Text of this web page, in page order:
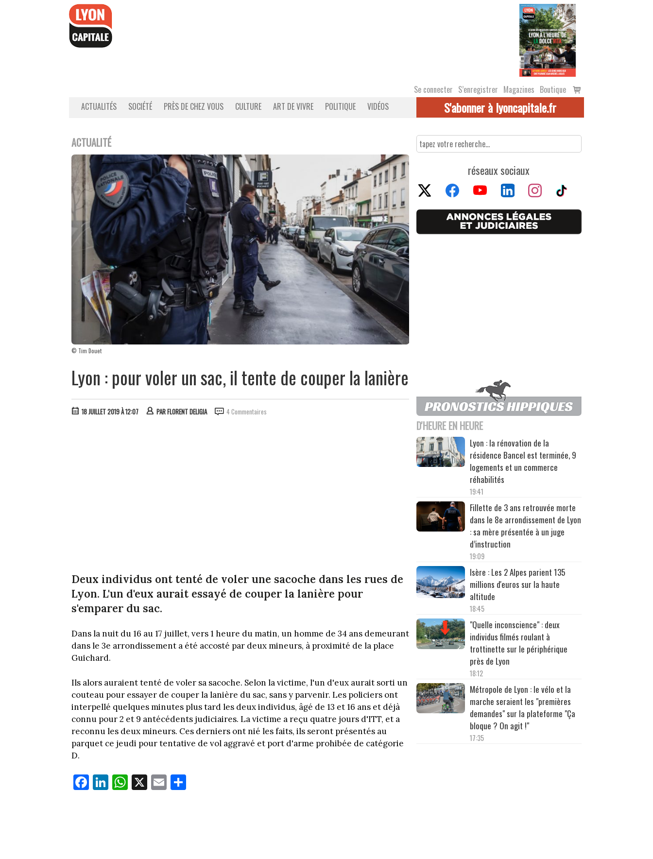
Se connecter S’enregistrer Magazines Boutique
Voir
le
ACTUALITÉS SOCIÉTÉ PRÈS DE CHEZ VOUS CULTURE ART DE VIVRE POLITIQUE VIDÉOS S'abonner à lyoncapitale.fr
ACTUALITÉ
© Tim Douet
Lyon : pour voler un sac, il tente de couper la lanière
18 JUILLET 2019 À 12:07 PARFLORENT DELIGIA 4 Commentaires
Deux individus ont tenté de voler une sacoche dans les rues de
Lyon. L'un d'eux aurait essayé de couper la lanière pour
s'emparer du sac.
Dans la nuit du 16 au 17 juillet, vers 1 heure du matin, un homme de 34 ans demeurant
dans le 3e arrondissement a été accosté par deux mineurs, à proximité de la place
Guichard.
Ils alors auraient tenté de voler sa sacoche. Selon la victime, l'un d'eux aurait sorti un
couteau pour essayer de couper la lanière du sac, sans y parvenir. Les policiers ont
interpellé quelques minutes plus tard les deux individus, âgé de 13 et 16 ans et déjà
connu pour 2 et 9 antécédents judiciaires. La victime a reçu quatre jours d'ITT, et a
reconnu les deux mineurs. Ces derniers ont nié les faits, ils seront présentés au
parquet ce jeudi pour tentative de vol aggravé et port d'arme prohibée de catégorie
D.
Fa
ce
Li
nk
W
ha
X E
m
réseaux sociaux
D'HEURE EN HEURE
Lyon : la rénovation de la
résidence Bancel est terminée, 9
logements et un commerce
réhabilités
19:41
Fillette de 3 ans retrouvée morte
dans le 8e arrondissement de Lyon
: sa mère présentée à un juge
d’instruction
19:09
Isère : Les 2 Alpes parient 135
millions d'euros sur la haute
altitude
18:45
"Quelle inconscience" : deux
individus filmés roulant à
trottinette sur le périphérique
près de Lyon
18:12
Métropole de Lyon : le vélo et la
marche seraient les "premières
demandes" sur la plateforme "Ça
bloque ? On agit !"
17:35